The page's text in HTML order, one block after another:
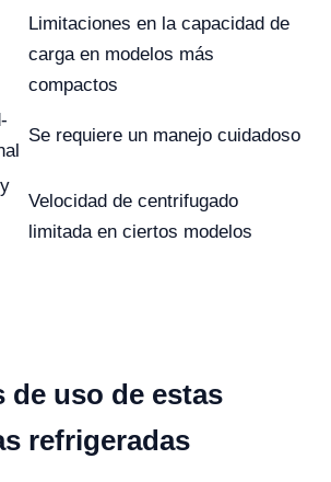
Limitaciones en la capacidad de
carga en modelos más
compactos
Se requiere un manejo cuidadoso
Velocidad de centrifugado
limitada en ciertos modelos
de uso de estas
refrigeradas